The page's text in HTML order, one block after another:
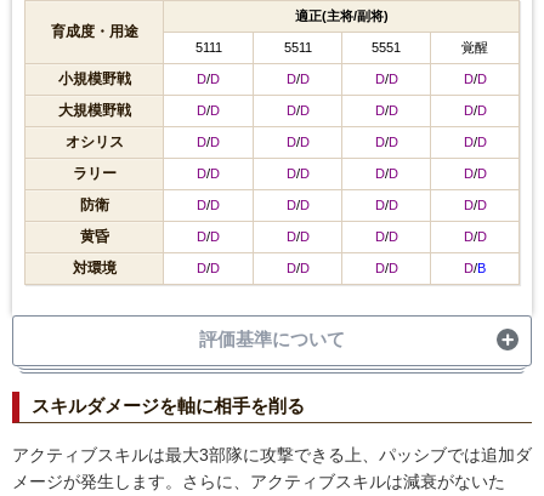
育成度・用途
適正(主将/副将)
5111 5511 5551 覚醒
小規模野戦 D/D D/D D/D D/D
大規模野戦 D/D D/D D/D D/D
オシリス D/D D/D D/D D/D
ラリー D/D D/D D/D D/D
防衛 D/D D/D D/D D/D
黄昏 D/D D/D D/D D/D
対環境 D/D D/D D/D D/B
評価基準について
ランク 一言
SS 最適
S 積極的に使用したい
スキルダメージを軸に相手を削る
アクティブスキルは最大3部隊に攻撃できる上、パッシブでは追加ダ
メージが発生します。さらに、アクティブスキルは減衰がないた